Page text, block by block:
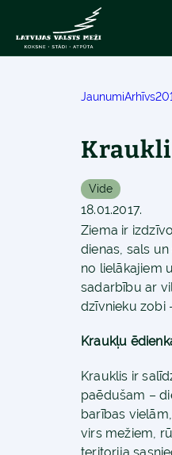
JaunumiArhīvs
Vide
18.01.2017.
Ziema ir
dienas, sals
no lielākajiem
sadarbību ar
dzīvnieku zobi
Kraukļu
Krauklis ir
paēdušam –
barības
virs mežiem,